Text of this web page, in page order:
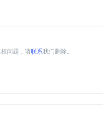
问题，请联系我们删除。